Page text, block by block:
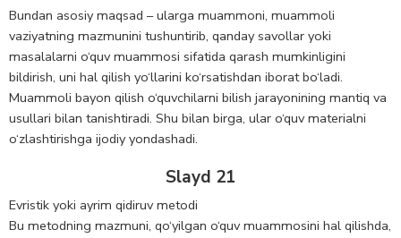
Bundan asosiy maqsad – ularga muammoni, muammoli
vaziyatning mazmunini tushuntirib, qanday savollar yoki
masalalarni o‘quv muammosi sifatida qarash mumkinligini
bildirish, uni hal qilish yo‘llarini ko‘rsatishdan iborat bo‘ladi.
Muammoli bayon qilish o‘quvchilarni bilish jarayonining mantiq va
usullari bilan tanishtiradi. Shu bilan birga, ular o‘quv materialni
o‘zlashtirishga ijodiy yondashadi.
Slayd 21
Evristik yoki ayrim qidiruv metodi
Bu metodning mazmuni, qo‘yilgan o‘quv muammosini hal qilishda,